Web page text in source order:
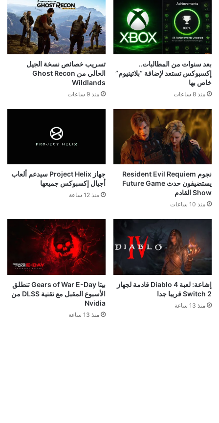
بعد سنوات من المطالبات..
إكسبوكس تستعد لإضافة “بلاتينيوم”
خاص بها
منذ 8 ساعات
تسريب خصائص نسخة الجيل
الحالي من Ghost Recon
Wildlands
منذ 9 ساعات
نجوم Resident Evil Requiem
يستضيفون حدث Future Game
Show القادم
منذ 10 ساعات
جهاز Project Helix سيدعم ألعاب
أجيال إكسبوكس جميعها
منذ 12 ساعة
إشاعة: لعبة Diablo 4 قادمة لجهاز
Switch 2 قريبا جدا
منذ 13 ساعة
بيتا Gears of War E-Day تنطلق
الأسبوع المقبل مع تقنية DLSS من
Nvidia
منذ 13 ساعة